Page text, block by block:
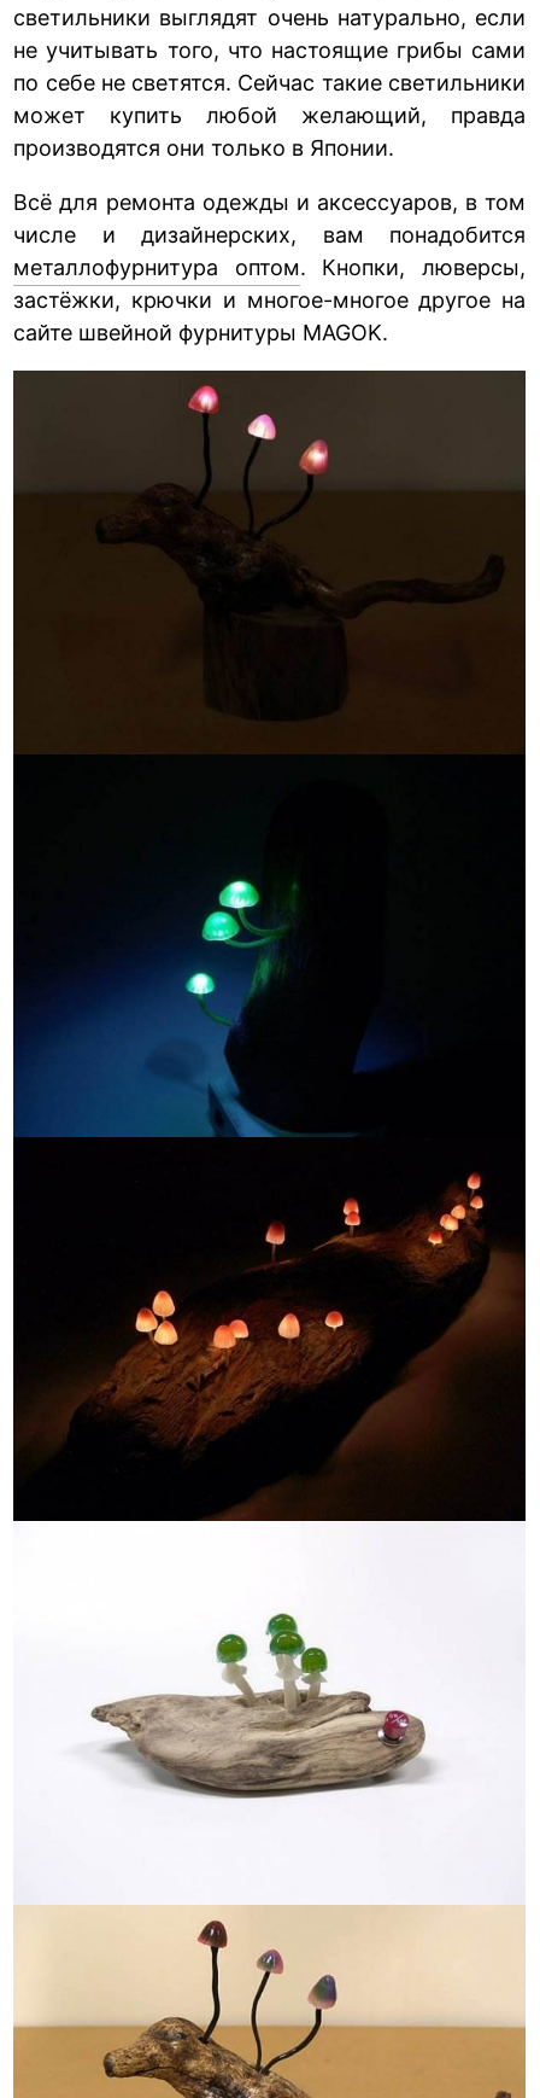
светильники выглядят очень натурально, если
не учитывать того, что настоящие грибы сами
по себе не светятся. Сейчас такие светильники
может купить любой желающий, правда
производятся они только в Японии.
Всё для ремонта одежды и аксессуаров, в том
числе и дизайнерских, вам понадобится
металлофурнитура оптом. Кнопки, люверсы,
застёжки, крючки и многое-многое другое на
сайте швейной фурнитуры MAGOK.